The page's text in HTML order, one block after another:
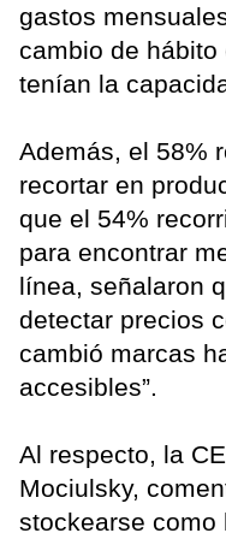
gastos
cambio de
tenían la
Además, el 58%
recortar en
que el 54%
para encontrar
línea, señalaron
detectar precios
cambió marcas
accesibles”.
Al respecto, la
Mociulsky,
stockearse como